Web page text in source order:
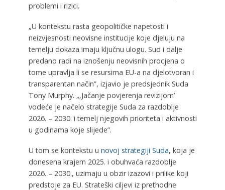
problemi i rizici.
„U kontekstu rasta geopolitičke napetosti i
neizvjesnosti neovisne institucije koje djeluju na
temelju dokaza imaju ključnu ulogu. Sud i dalje
predano radi na iznošenju neovisnih procjena o
tome upravlja li se resursima EU-a na djelotvoran i
transparentan način”, izjavio je predsjednik Suda
Tony Murphy. „‚Jačanje povjerenja revizijom’
vodeće je načelo strategije Suda za razdoblje
2026. – 2030. i temelj njegovih prioriteta i aktivnosti
u godinama koje slijede”.
U tom se kontekstu u novoj strategiji Suda, koja je
donesena krajem 2025. i obuhvaća razdoblje
2026. – 2030., uzimaju u obzir izazovi i prilike koji
predstoje za EU. Strateški ciljevi iz prethodne